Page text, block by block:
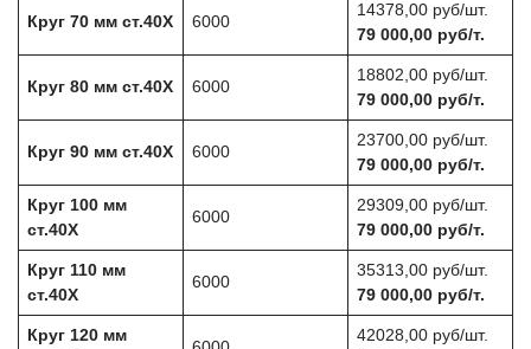
Круг 70 мм ст.40Х 6000
14378,00 руб/шт.
79 000,00 руб/т.
Круг 80 мм ст.40Х 6000
18802,00 руб/шт.
79 000,00 руб/т.
Круг 90 мм ст.40Х 6000
23700,00 руб/шт.
79 000,00 руб/т.
Круг 100 мм
ст.40Х
6000
29309,00 руб/шт.
79 000,00 руб/т.
Круг 110 мм
ст.40Х
6000
35313,00 руб/шт.
79 000,00 руб/т.
Круг 120 мм
42028,00 руб/шт.